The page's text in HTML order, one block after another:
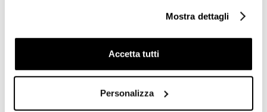
Mostra dettagli
Accetta tutti
Personalizza
nero 1000W - Fit, Colombo
completo di presa
universale 220V nero da
muro - Colombo Design